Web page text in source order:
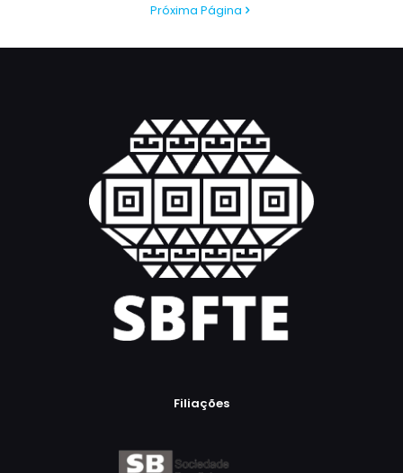
Próxima Página
Filiações